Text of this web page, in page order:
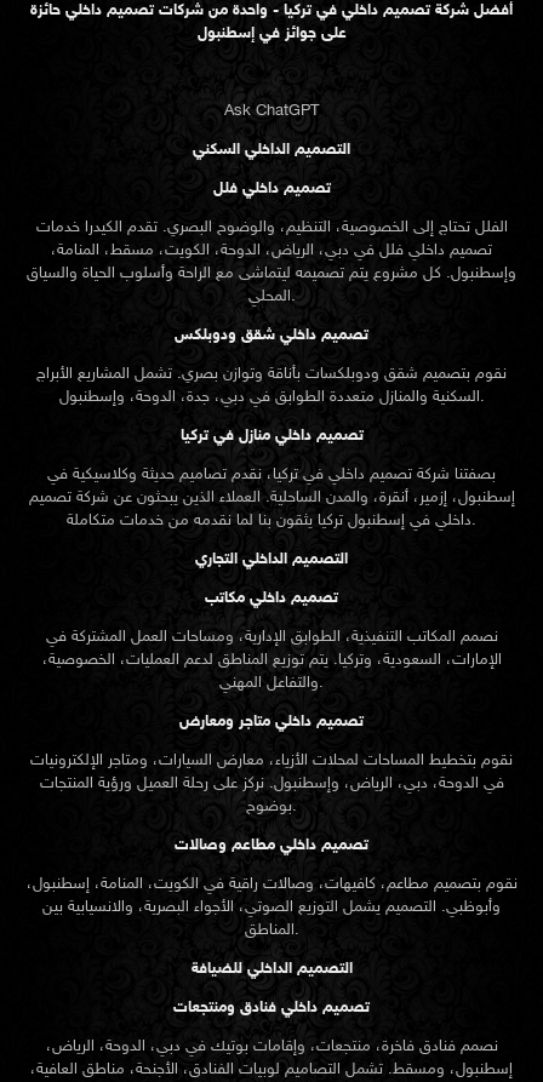
أفضل شركة تصميم داخلي في تركيا - واحدة من شركات تصميم داخلي حائزة
على جوائز في إسطنبول
Ask ChatGPT
التصميم الداخلي السكني
تصميم داخلي فلل
الفلل تحتاج إلى الخصوصية، التنظيم، والوضوح البصري. تقدم الكيدرا خدمات
تصميم داخلي فلل في دبي، الرياض، الدوحة، الكويت، مسقط، المنامة،
وإسطنبول. كل مشروع يتم تصميمه ليتماشى مع الراحة وأسلوب الحياة والسياق
المحلي.
تصميم داخلي شقق ودوبلكس
نقوم بتصميم شقق ودوبلكسات بأناقة وتوازن بصري. تشمل المشاريع الأبراج
السكنية والمنازل متعددة الطوابق في دبي، جدة، الدوحة، وإسطنبول.
تصميم داخلي منازل في تركيا
بصفتنا شركة تصميم داخلي في تركيا، نقدم تصاميم حديثة وكلاسيكية في
إسطنبول، إزمير، أنقرة، والمدن الساحلية. العملاء الذين يبحثون عن شركة تصميم
داخلي في إسطنبولتركيا يثقون بنا لما نقدمه من خدمات متكاملة.
التصميم الداخلي التجاري
تصميم داخلي مكاتب
نصمم المكاتب التنفيذية، الطوابق الإدارية، ومساحات العمل المشتركة في
الإمارات، السعودية، وتركيا. يتم توزيع المناطق لدعم العمليات، الخصوصية،
والتفاعل المهني.
تصميم داخلي متاجر ومعارض
نقوم بتخطيط المساحات لمحلات الأزياء، معارض السيارات، ومتاجر الإلكترونيات
في الدوحة، دبي، الرياض، وإسطنبول. نركز على رحلة العميل ورؤية المنتجات
بوضوح.
تصميم داخلي مطاعم وصالات
نقوم بتصميم مطاعم، كافيهات، وصالات راقية في الكويت، المنامة، إسطنبول،
وأبوظبي. التصميم يشمل التوزيع الصوتي، الأجواء البصرية، والانسيابية بين
المناطق.
التصميم الداخلي للضيافة
تصميم داخلي فنادق ومنتجعات
نصمم فنادق فاخرة، منتجعات، وإقامات بوتيك في دبي، الدوحة، الرياض،
إسطنبول، ومسقط. تشمل التصاميم لوبيات الفنادق، الأجنحة، مناطق العافية،